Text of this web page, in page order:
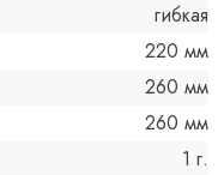
гибкая
220 мм
260 мм
260 мм
1 г.